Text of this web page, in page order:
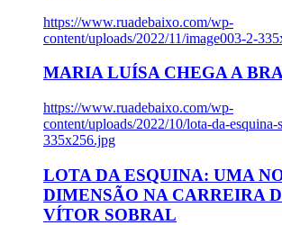
https://www.ruadebaixo.com/wp-
content/uploads/2022/11/image003-2-
MARIA LUÍSA CHEGA A
https://www.ruadebaixo.com/wp-
content/uploads/2022/10/lota-da-esquina-
335x256.jpg
LOTA DA ESQUINA: UMA
DIMENSÃO NA CARREIRA
VÍTOR SOBRAL